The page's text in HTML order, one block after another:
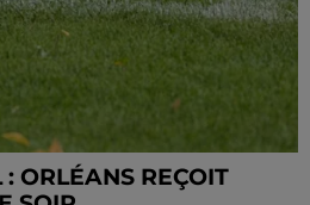
ORLÉANS REÇOIT